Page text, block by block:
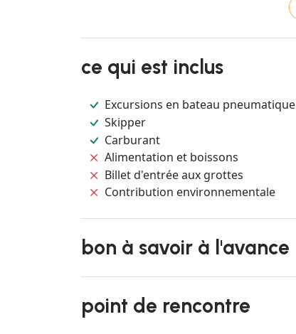
ce qui est inclus
Excursions en bateau pneumatique
Skipper
Carburant
Alimentation et boissons
Billet d'entrée aux grottes
Contribution environnementale
bon à savoir à l'avance
point de rencontre